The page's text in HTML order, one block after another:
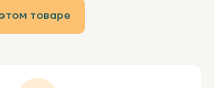
товаре